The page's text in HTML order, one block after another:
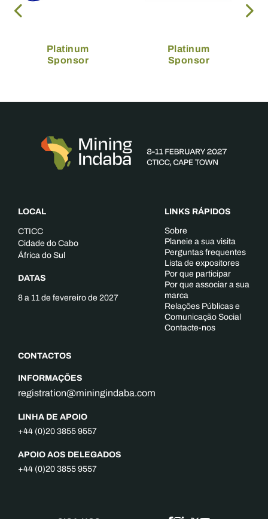
Platinum
Sponsor
Platinum
Sponsor
LOCAL
CTICC
Cidade do Cabo
África do Sul
DATAS
8 a 11 de fevereiro de 2027
CONTACTOS
INFORMAÇÕES
registration@miningindaba.com
LINHA DE APOIO
+44 (0)20 3855 9557
APOIO AOS DELEGADOS
+44 (0)20 3855 9557
LINKS RÁPIDOS
Sobre
Planeie a sua visita
Perguntas frequentes
Lista de expositores
Por que participar
Por que associar a sua
marca
Relações Públicas e
Comunicação Social
Contacte-nos